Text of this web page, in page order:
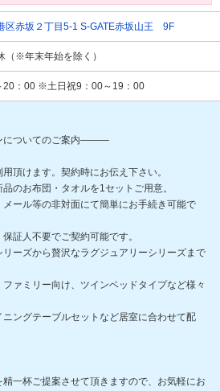
区赤坂２丁目5-1 S-GATE赤坂山王 9F
（※年末年始を除く）
20：00 ※土日祝9：00～19：00
についてのご案内―――
頂けます。契約時にお伝え下さい。
のお布団・タオルを1セットご用意。
メール等の非対面にて簡単にお手続き可能で
証人不要でご契約可能です。
リーズから贅沢なラグジュアリーシリーズまで
ファミリー向け、ツインベッドタイプなど様々
ニングテーブルセットなど居室に合わせて配
一杯ご提案させて頂きますので、お気軽にお